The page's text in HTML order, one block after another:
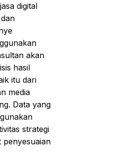
digital
akan
hasil
itu dari
media
Data yang
strategi
penyesuaian